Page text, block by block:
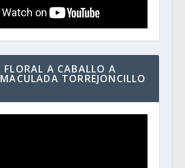
FLORAL A CABALLO A
TORREJONCILLO